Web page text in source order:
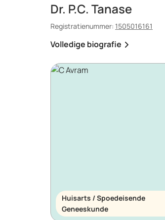
Dr. P.C. Tanase
Registratienummer: 1505016161
Volledige biografie
Huisarts / Spoedeisende
Geneeskunde